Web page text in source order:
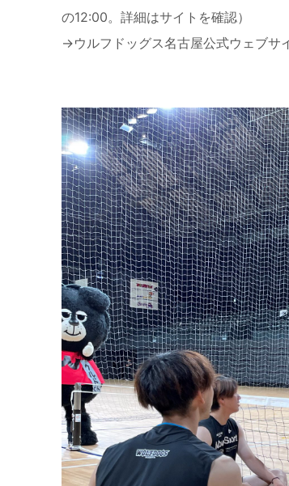
の12:00。詳細はサイトを確認）
→ウルフドッグス名古屋公式ウェブサ